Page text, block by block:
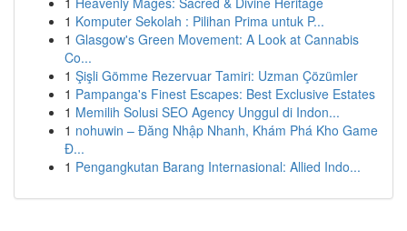
1 Komputer Sekolah : Pilihan Prima untuk P...
1 Glasgow's Green Movement: A Look at Cannabis
Co...
1 Şişli Gömme Rezervuar Tamiri: Uzman Çözümler
1 Pampanga's Finest Escapes: Best Exclusive Estates
1 Memilih Solusi SEO Agency Unggul di Indon...
1 nohuwin – Đăng Nhập Nhanh, Khám Phá Kho Game
Đ...
1 Pengangkutan Barang Internasional: Allied Indo...